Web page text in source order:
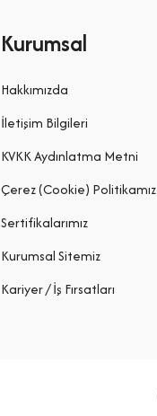
Kurumsal
Hakkımızda
İletişim Bilgileri
KVKK Aydınlatma Metni
Çerez (Cookie) Politikamız
Sertifikalarımız
Kurumsal Sitemiz
Kariyer / İş Fırsatları